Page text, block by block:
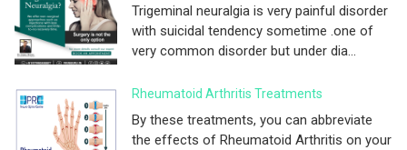
Trigeminal neuralgia is very painful disorder
with suicidal tendency sometime .one of
very common disorder but under dia...
Rheumatoid Arthritis Treatments
By these treatments, you can abbreviate
the effects of Rheumatoid Arthritis on your